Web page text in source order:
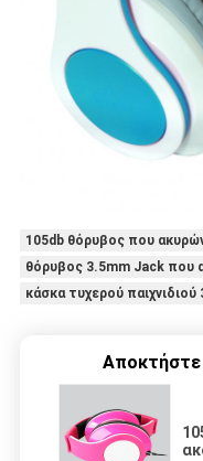
105db θόρυβος που
θόρυβος 3.5mm Jack που
κάσκα τυχερού
Αποκτήστε